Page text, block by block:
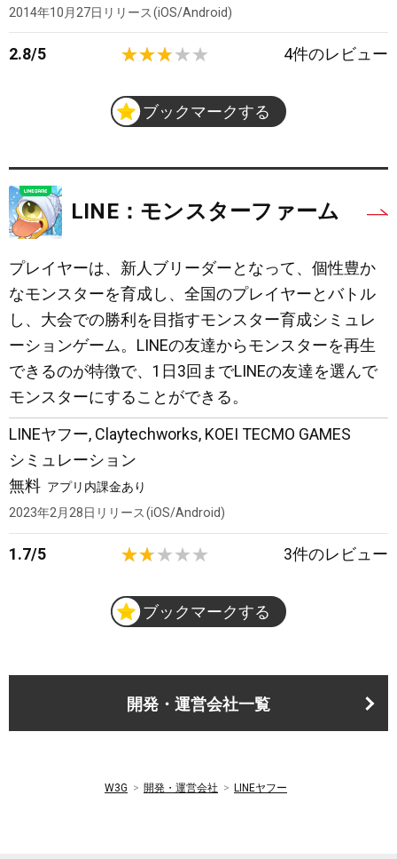
2014年10月27日 リリース iOS/Android
2.8/5 4件のレビュー
ブックマークする
LINE：モンスターファーム
プレイヤーは、新人ブリーダーとなって、個性豊か
なモンスターを育成し、全国のプレイヤーとバトル
し、大会での勝利を目指すモンスター育成シミュレ
ーションゲーム。LINEの友達からモンスターを再生
できるのが特徴で、1日3回までLINEの友達を選んで
モンスターにすることができる。
LINEヤフー, Claytechworks, KOEI TECMO GAMES
シミュレーション
無料 アプリ内課金あり
2023年2月28日 リリース iOS/Android
1.7/5 3件のレビュー
ブックマークする
開発・運営会社一覧
W3G 開発・運営会社 LINEヤフー